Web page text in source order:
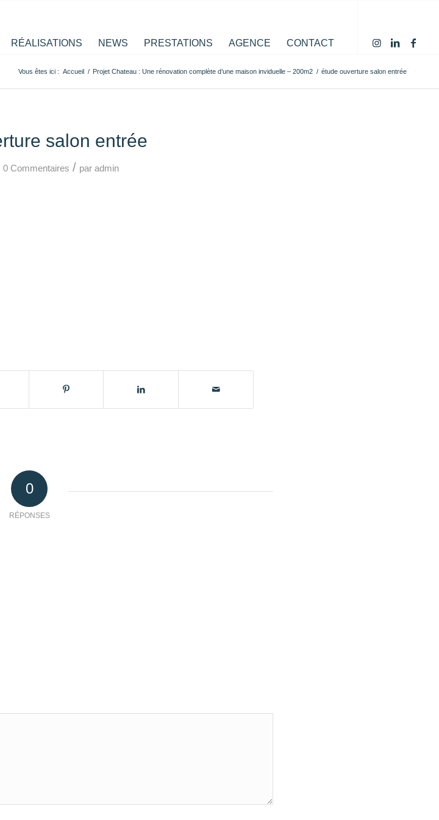
RÉALISATIONS NEWS PRESTATIONS AGENCE CONTACT
Vous êtes ici : Accueil / Projet Chateau : Une rénovation complète d’une maison inviduelle – 200m2 / étude ouverture salon entrée
salon entrée
0 Commentaires / par admin
0
RÉPONSES